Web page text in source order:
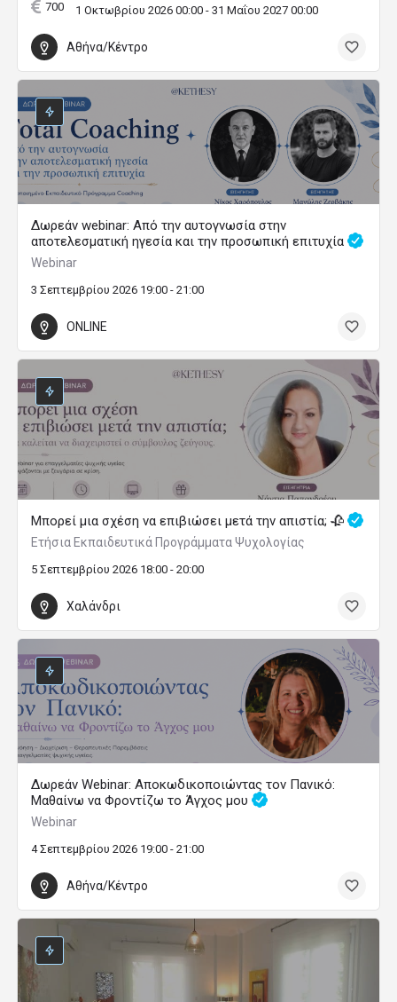
700 1 Οκτωβρίου 2026 00:00 - 31 Μαΐου 2027 00:00
Αθήνα/Κέντρο
Δωρεάν webinar: Από την αυτογνωσία στην
αποτελεσματική ηγεσία και την προσωπική επιτυχία
Webinar
3 Σεπτεμβρίου 2026 19:00 - 21:00
ONLINE
Μπορεί μια σχέση να επιβιώσει μετά την απιστία; 🥀
Ετήσια Εκπαιδευτικά Προγράμματα Ψυχολογίας
5 Σεπτεμβρίου 2026 18:00 - 20:00
Χαλάνδρι
Δωρεάν Webinar: Αποκωδικοποιώντας τον Πανικό:
Μαθαίνω να Φροντίζω το Άγχος μου
Webinar
4 Σεπτεμβρίου 2026 19:00 - 21:00
Αθήνα/Κέντρο